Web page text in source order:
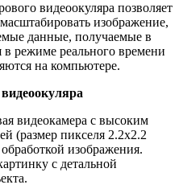
видеоокуляра позволяет
изображение,
данные, получаемые в
режиме реального времени
на компьютере.
видеокамера c высоким
(размер пикселя 2.2x2.2
изображения.
c детальной